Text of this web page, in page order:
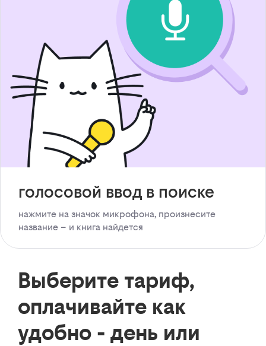
голосовой ввод в поиске
нажмите на значок микрофона, произнесите
название – и книга найдется
Выберите тариф,
оплачивайте как
удобно - день или